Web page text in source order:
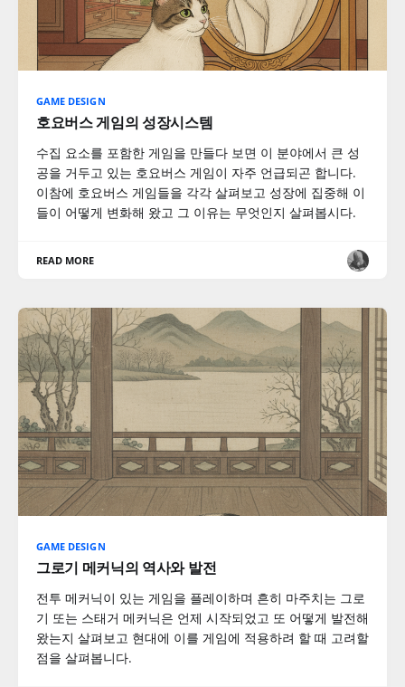
GAME DESIGN
호요버스 게임의 성장시스템
수집 요소를 포함한 게임을 만들다 보면 이 분야에서 큰 성
공을 거두고 있는 호요버스 게임이 자주 언급되곤 합니다.
이참에 호요버스 게임들을 각각 살펴보고 성장에 집중해 이
들이 어떻게 변화해 왔고 그 이유는 무엇인지 살펴봅시다.
READ MORE
GAME DESIGN
그로기 메커닉의 역사와 발전
전투 메커닉이 있는 게임을 플레이하며 흔히 마주치는 그로
기 또는 스태거 메커닉은 언제 시작되었고 또 어떻게 발전해
왔는지 살펴보고 현대에 이를 게임에 적용하려 할 때 고려할
점을 살펴봅니다.